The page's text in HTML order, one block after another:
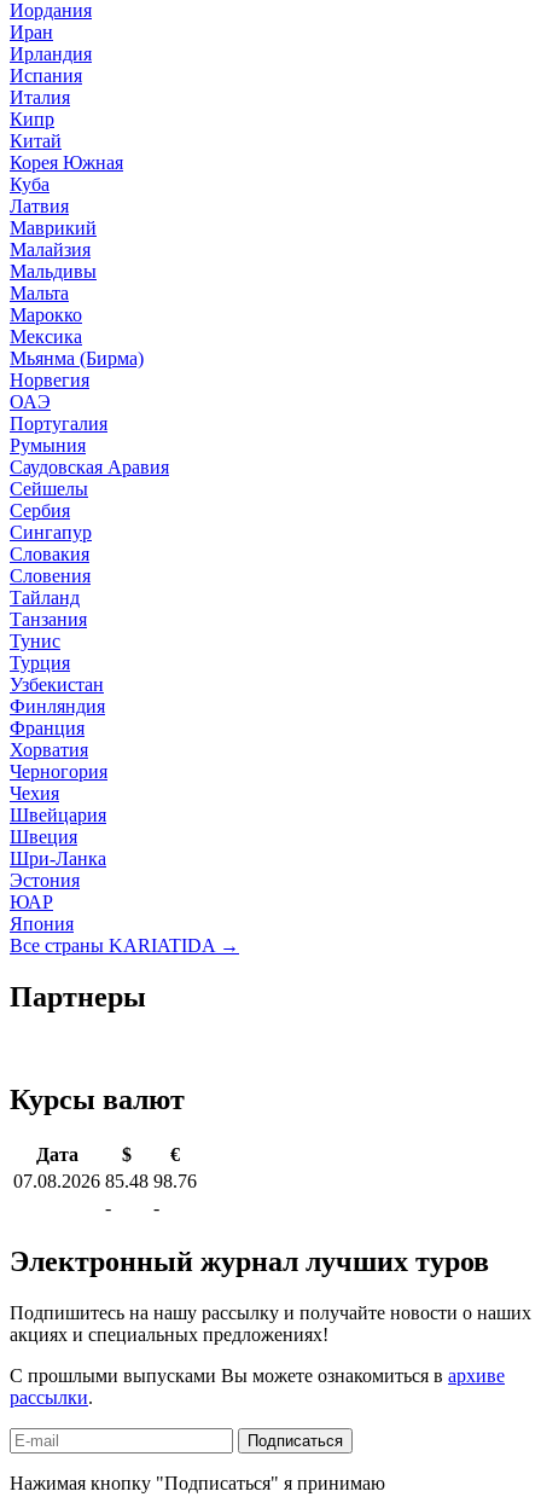
Иордания
Иран
Ирландия
Испания
Италия
Кипр
Китай
Корея Южная
Куба
Латвия
Маврикий
Малайзия
Мальдивы
Мальта
Марокко
Мексика
Мьянма (Бирма)
Норвегия
ОАЭ
Португалия
Румыния
Саудовская Аравия
Сейшелы
Сербия
Сингапур
Словакия
Словения
Тайланд
Танзания
Тунис
Турция
Узбекистан
Финляндия
Франция
Хорватия
Черногория
Чехия
Швейцария
Швеция
Шри-Ланка
Эстония
ЮАР
Япония
Все страны KARIATIDA →
Партнеры
Курсы валют
Дата $
€
07.08.2026 85.48 98.76
-
-
Электронный журнал лучших туров
Подпишитесь на нашу рассылку и получайте новости о наших
акциях и специальных предложениях!
С прошлыми выпусками Вы можете ознакомиться в архиве
рассылки.
Подписаться
Нажимая кнопку "Подписаться" я принимаю